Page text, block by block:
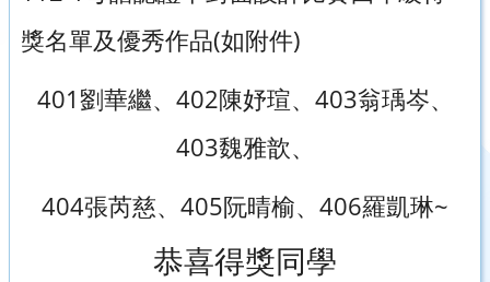
獎名單及優秀作品(如附件)
401劉華繼、402陳妤瑄、403翁瑀岑、
403魏雅歆、
404張芮慈、405阮晴榆、406羅凱琳~
恭喜得獎同學